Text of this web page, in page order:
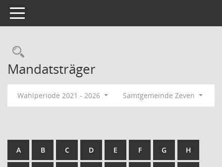
Toggle navigation
Rechercheauswahl
Mandatsträger
Wahlperiode 2021 - 2026 Samtgemeinde Zeven
A B C D E F G H